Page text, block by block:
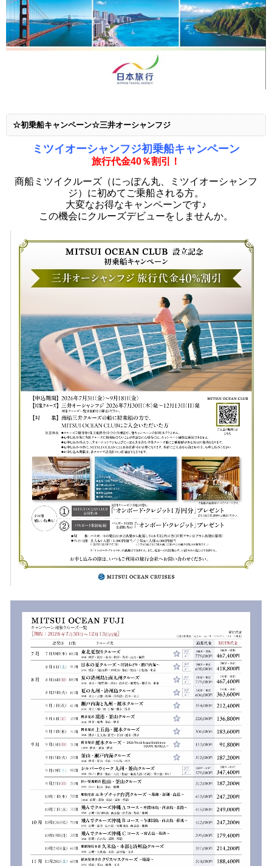
☆初乗船キャンペーン☆三井オーシャンフジ
ミツイオーシャンフジ初乗船キャンペーン
旅行代金40％割引！
商船ミツイクルーズ（にっぽん丸、ミツイオーシャンフ
ジ）に初めてご乗船される方。
大変なお得なキャンペーンです♪
この機会にクルーズデビューをしませんか。